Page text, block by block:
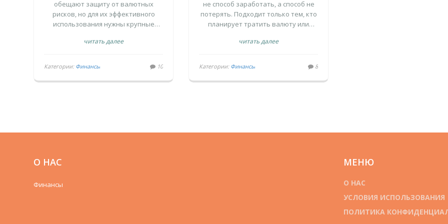
РИСКОВ ИЛИ
ЛОВУШКА
обещают защиту от валютных
рисков, но для их эффективного
использования нужны крупные
мониторинг и финансовая
людей это ловушка, а не решение.
читать далее
Категории: Финансы 10
ОТКРЫВАТЬ И КОМУ
ОН РЕАЛЬНО
ВЫГОДЕН
не способ заработать, а способ не
потерять. Подходит только тем, кто
планирует тратить валюту или
сбережениями. Для остальных -
14,5%.
читать далее
Категории: Финансы 8
О НАС
Финансы
МЕНЮ
О НАС
УСЛОВИЯ ИСПОЛЬЗОВАНИЯ
ПОЛИТИКА